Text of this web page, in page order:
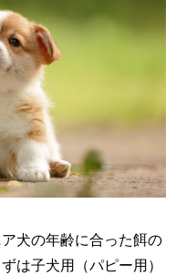
犬の年齢に合った餌の
は子犬用（パピー用）